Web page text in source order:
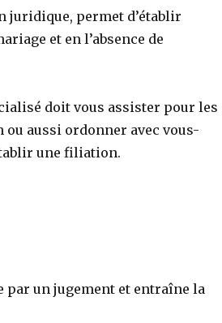
juridique, permet d’établir
et en l’absence de
doit vous assister pour les
aussi ordonner avec vous-
une filiation.
par un jugement et entraîne la